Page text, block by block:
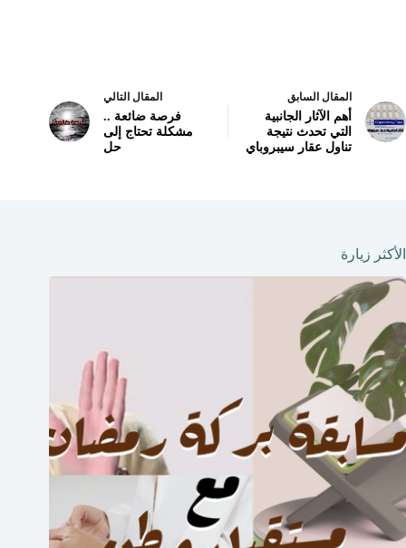
المقال السابق
أهم الآثار الجانبية
التي تحدث نتيجة
تناول عقار سيبروباي
المقال التالي
فرصة ضائعة ..
مشكلة تحتاج إلى
حل
الأكثر زيارة